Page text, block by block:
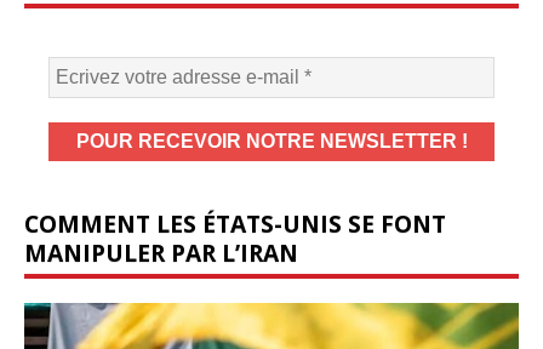
COMMENT LES ÉTATS-UNIS SE FONT
MANIPULER PAR L’IRAN